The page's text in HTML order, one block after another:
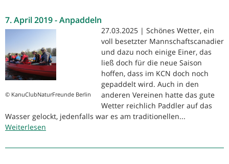
7. April 2019 - Anpaddeln
© KanuClubNaturFreunde Berlin
27.03.2025 | Schönes Wetter, ein
voll besetzter Mannschaftscanadier
und dazu noch einige Einer, das
ließ doch für die neue Saison
hoffen, dass im KCN doch noch
gepaddelt wird. Auch in den
anderen Vereinen hatte das gute
Wetter reichlich Paddler auf das
Wasser gelockt, jedenfalls war es am traditionellen...
Weiterlesen
April